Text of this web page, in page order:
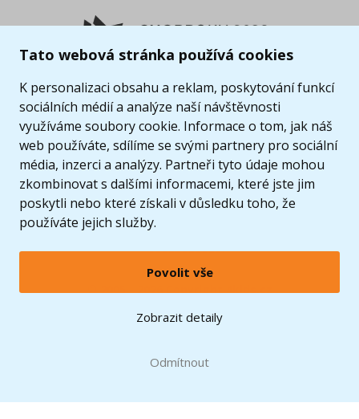
Tato webová stránka používá cookies
K personalizaci obsahu a reklam, poskytování funkcí
sociálních médií a analýze naší návštěvnosti
využíváme soubory cookie. Informace o tom, jak náš
web používáte, sdílíme se svými partnery pro sociální
média, inzerci a analýzy. Partneři tyto údaje mohou
zkombinovat s dalšími informacemi, které jste jim
poskytli nebo které získali v důsledku toho, že
používáte jejich služby.
Povolit vše
Zobrazit detaily
Odmítnout
© 2005 - 2026 Copyright 4kids.cz
LEGO, logo LEGO a minifigurka jsou ochrannými známkami společnosti LEGO Group. ©
2024 The LEGO Group.
Zobrazit verzi pro desktop
při nákupu od